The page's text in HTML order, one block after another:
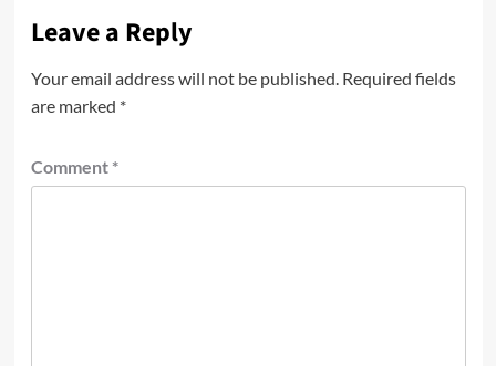
Leave a Reply
Your email address will not be published. Required fields
are marked *
Comment *